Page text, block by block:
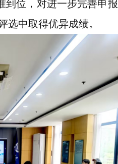
位，对进一步完善申
选中取得优异成绩。